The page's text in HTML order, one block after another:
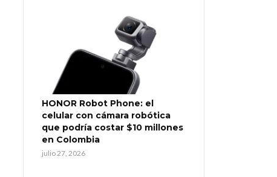
HONOR Robot Phone: el
celular con cámara robótica
que podría costar $10 millones
en Colombia
julio 27, 2026